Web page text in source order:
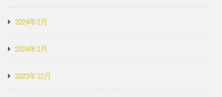
2024年2月
2024年1月
2023年12月